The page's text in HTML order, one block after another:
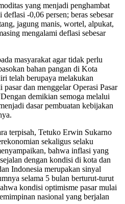
yang menjadi penghambat
-0,06 persen; beras sebesar
jagung manis, wortel, alpukat,
mengalami deflasi sebesar
masyarakat agar tidak perlu
bahan pangan di Kota
telah berupaya melakukan
dan menggelar Operasi Pasar
demikian semoga melalui
dasar pembuatan kebijakan
terpisah, Tetuko Erwin Sukarno
sekaligus selaku
bahwa inflasi yang
dengan kondisi di kota dan
Indonesia merupakan sinyal
selama 5 bulan berturut-turut
kondisi optimisme pasar mulai
nasional yang berjalan